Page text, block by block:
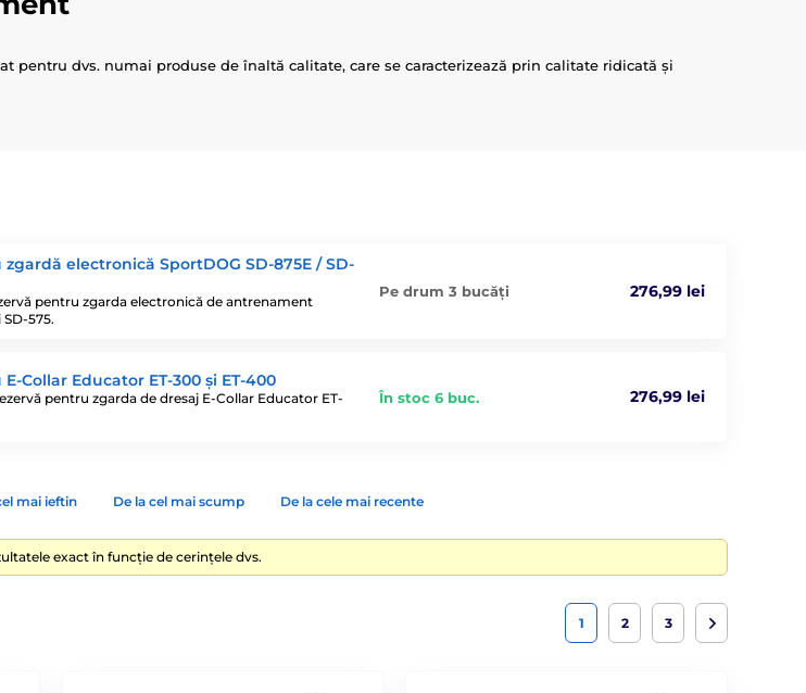
dvs. numai produse de înaltă calitate, care se caracterizează prin calitate ridicată și
electronică SportDOG SD-875E / SD-
pentru zgarda electronică de antrenament
575.
Pe drum 3 bucăți 276,99 lei
Collar Educator ET-300 și ET-400
pentru zgarda de dresaj E-Collar Educator ET-
În stoc 6 buc. 276,99 lei
mai ieftin De la cel mai scump De la cele mai recente
exact în funcție de cerințele dvs.
1 2 3